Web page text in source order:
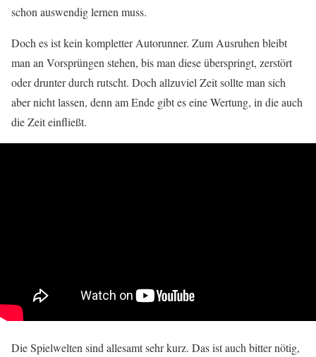
schon auswendig lernen muss.
Doch es ist kein kompletter Autorunner. Zum Ausruhen bleibt
man an Vorsprüngen stehen, bis man diese überspringt, zerstört
oder drunter durch rutscht. Doch allzuviel Zeit sollte man sich
aber nicht lassen, denn am Ende gibt es eine Wertung, in die auch
die Zeit einfließt.
Die Spielwelten sind allesamt sehr kurz. Das ist auch bitter nötig,